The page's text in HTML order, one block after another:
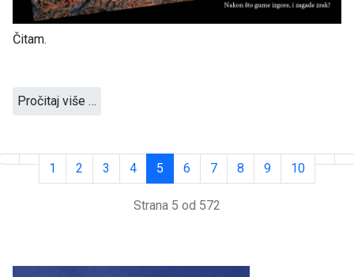
Čitam.
Pročitaj više …
1 2 3 4 5 6 7 8 9 10
Strana 5 od 572